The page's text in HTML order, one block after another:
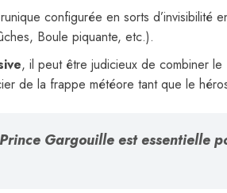
configurée en sorts d’invisibilité
Boule piquante, etc.).
, il peut être judicieux de combiner
de la frappe météore tant que le
Gargouille est essentielle